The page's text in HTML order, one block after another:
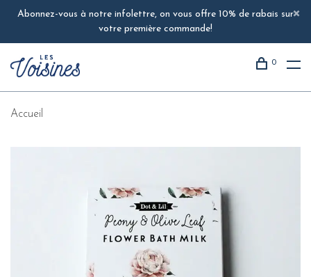
Abonnez-vous à notre infolettre, on vous offre 10% de rabais sur
votre première commande!
0
Accueil